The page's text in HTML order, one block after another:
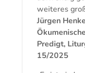
weiteres
Jürgen
Predigt,
15/2025